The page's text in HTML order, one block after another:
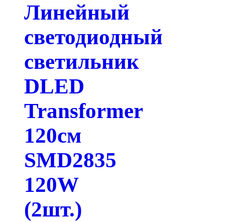
Линейный
светодиодный
светильник
DLED
Transformer
120см
SMD2835
120W
(2шт.)